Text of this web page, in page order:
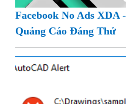
Facebook No Ads XDA
Quảng Cáo Đáng Thử